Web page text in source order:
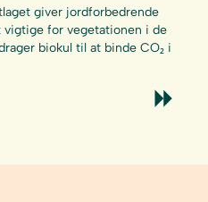
giver jordforbedrende
for vegetationen i de
biokul til at binde CO₂ i